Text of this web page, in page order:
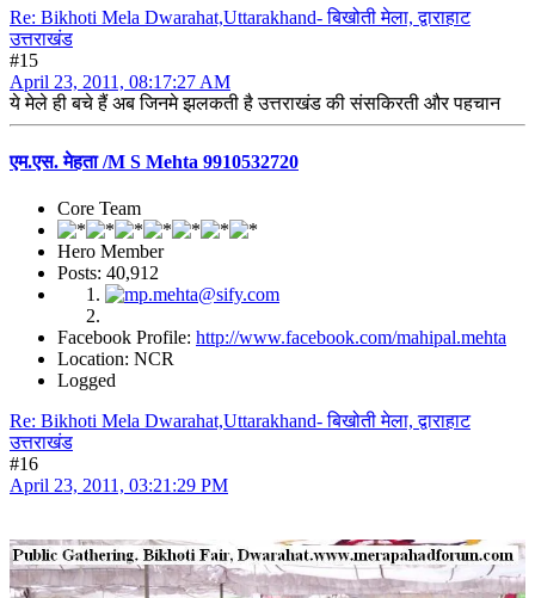
Re: Bikhoti Mela Dwarahat,Uttarakhand- बिखोती मेला, द्वाराहाट
उत्तराखंड
#15
April 23, 2011, 08:17:27 AM
ये मेले ही बचे हैं अब जिनमे झलकती है उत्तराखंड की संसकिरती और पहचान
एम.एस. मेहता /M S Mehta 9910532720
Core Team
Hero Member
Posts: 40,912
Facebook Profile: http://www.facebook.com/mahipal.mehta
Location: NCR
Logged
Re: Bikhoti Mela Dwarahat,Uttarakhand- बिखोती मेला, द्वाराहाट
उत्तराखंड
#16
April 23, 2011, 03:21:29 PM